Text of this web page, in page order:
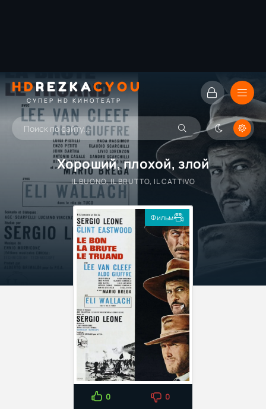
HDREZKACYOU
СУПЕР HD КИНОТЕАТР
Хороший, плохой, злой
IL BUONO, IL BRUTTO, IL CATTIVO
Фильм
0 0